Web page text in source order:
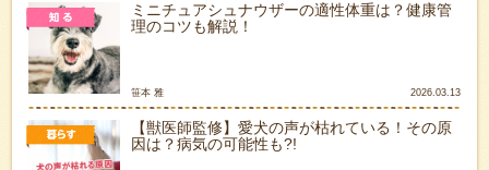
ミニチュアシュナウザーの適性体重は？健康管
理のコツも解説！
笹本 雅 2026.03.13
【獣医師監修】愛犬の声が枯れている！その原
因は？病気の可能性も?!